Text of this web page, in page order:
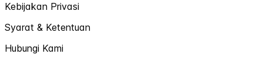
Kebijakan Privasi
Syarat & Ketentuan
Hubungi Kami